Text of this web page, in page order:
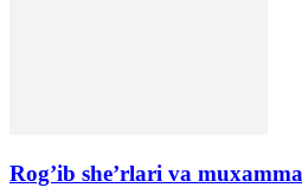
Rog’ib she’rlari va